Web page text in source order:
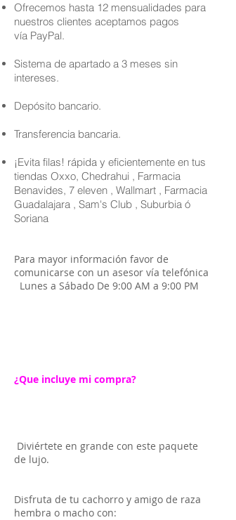
Ofrecemos hasta 12 mensualidades para
nuestros clientes aceptamos pagos
vía PayPal.
Sistema de apartado a 3 meses sin
intereses.
Depósito bancario.
Transferencia bancaria.
¡Evita filas! rápida y eficientemente en tus
tiendas Oxxo, Chedrahui , Farmacia
Benavides, 7 eleven , Wallmart , Farmacia
Guadalajara , Sam's Club , Suburbia ó
Soriana
Para mayor información favor de
comunicarse con un asesor vía telefónica
Lunes a Sábado De 9:00 AM a 9:00 PM
¿Que incluye mi compra?
Diviértete en grande con este paquete
de lujo.
Disfruta de tu cachorro y amigo de raza
hembra o macho con: